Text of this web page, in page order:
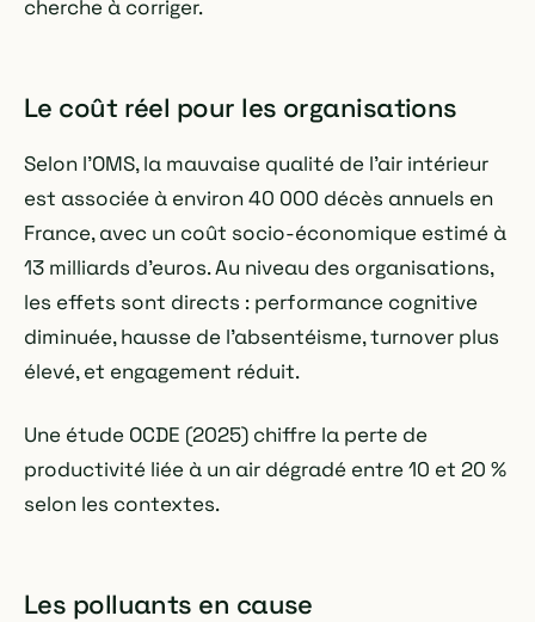
cherche à corriger.
Le coût réel pour les organisations
Selon l'OMS, la mauvaise qualité de l'air intérieur
est associée à environ 40 000 décès annuels en
France, avec un coût socio-économique estimé à
13 milliards d'euros. Au niveau des organisations,
les effets sont directs : performance cognitive
diminuée, hausse de l'absentéisme, turnover plus
élevé, et engagement réduit.
Une étude OCDE (2025) chiffre la perte de
productivité liée à un air dégradé entre 10 et 20 %
selon les contextes.
Les polluants en cause